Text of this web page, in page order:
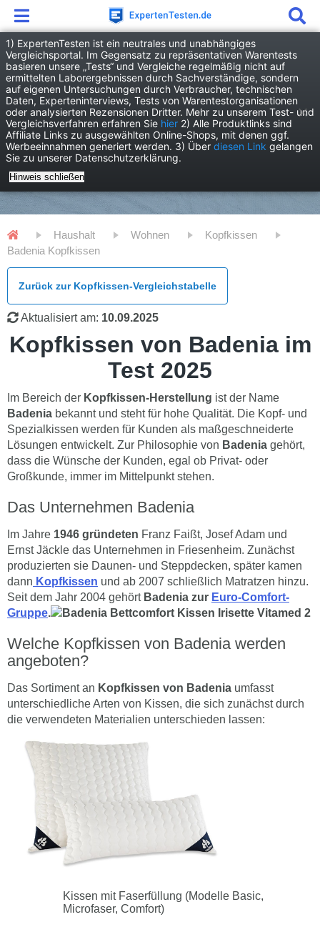
1) ExpertenTesten ist ein neutrales und unabhängiges
Vergleichsportal. Im Gegensatz zu repräsentativen Warentests
basieren unsere „Tests“ und Vergleiche regelmäßig nicht auf
ermittelten Laborergebnissen durch Sachverständige, sondern
auf eigenen Untersuchungen durch Verbraucher, technischen
Daten, Experteninterviews, Tests von Warentestorganisationen
oder analysierten Rezensionen Dritter. Mehr zu unserem Test- und
Vergleichsverfahren erfahren Sie hier 2) Alle Produktlinks sind
Affiliate Links zu ausgewählten Online-Shops, mit denen ggf.
Werbeeinnahmen generiert werden. 3) Über diesen Link gelangen
Sie zu unserer Datenschutzerklärung.
Hinweis schließen
Haushalt Wohnen
Kopfkissen
Badenia Kopfkissen
Zurück zur Kopfkissen-Vergleichstabelle
Aktualisiert am: 10.09.2025
Kopfkissen von Badenia im
Test 2025
Im Bereich der Kopfkissen-Herstellung ist der Name
Badenia bekannt und steht für hohe Qualität. Die Kopf- und
Spezialkissen werden für Kunden als maßgeschneiderte
Lösungen entwickelt. Zur Philosophie von Badenia gehört,
dass die Wünsche der Kunden, egal ob Privat- oder
Großkunde, immer im Mittelpunkt stehen.
Das Unternehmen Badenia
Im Jahre 1946 gründeten Franz Faißt, Josef Adam und
Ernst Jäckle das Unternehmen in Friesenheim. Zunächst
produzierten sie Daunen- und Steppdecken, später kamen
dann Kopfkissen und ab 2007 schließlich Matratzen hinzu.
Seit dem Jahr 2004 gehört Badenia zur Euro-Comfort-
Gruppe.
Welche Kopfkissen von Badenia werden
angeboten?
Das Sortiment an Kopfkissen von Badenia umfasst
unterschiedliche Arten von Kissen, die sich zunächst durch
die verwendeten Materialien unterschieden lassen:
Kissen mit Faserfüllung (Modelle Basic,
Microfaser, Comfort)